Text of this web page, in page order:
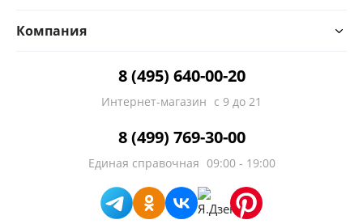
Компания
8 (495) 640-00-20
Интернет-магазин с 9 до 21
8 (499) 769-30-00
Единая справочная 09:00 - 19:00